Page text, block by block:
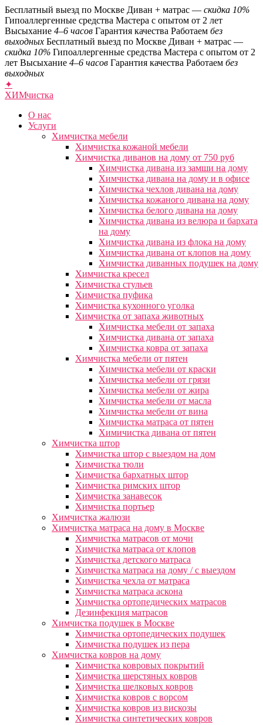
Бесплатный выезд по Москве Диван + матрас — скидка 10%
Гипоаллергенные средства Мастера с опытом от 2 лет
Высыхание 4–6 часов Гарантия качества Работаем без
выходных Бесплатный выезд по Москве Диван + матрас —
скидка 10% Гипоаллергенные средства Мастера с опытом от 2
лет Высыхание 4–6 часов Гарантия качества Работаем без
выходных
✦
ХИМчистка
О нас
Услуги
Химчистка мебели
Химчистка кожаной мебели
Химчистка диванов на дому от 750 руб
Химчистка дивана из замши на дому
Химчистка дивана на дому и в офисе
Химчистка чехлов дивана на дому
Химчистка кожаного дивана на дому
Химчистка белого дивана на дому
Химчистка дивана из велюра и бархата
на дому
Химчистка дивана из флока на дому
Химчистка дивана от клопов на дому
Химчистка диванных подушек на дому
Химчистка кресел
Химчистка стульев
Химчистка пуфика
Химчистка кухонного уголка
Химчистка от запаха животных
Химчистка мебели от запаха
Химчистка дивана от запаха
Химчистка ковра от запаха
Химчистка мебели от пятен
Химчистка мебели от краски
Химчистка мебели от грязи
Химчистка мебели от жира
Химчистка мебели от масла
Химчистка мебели от вина
Химчистка матраса от пятен
Химичистка дивана от пятен
Химчистка штор
Химчистка штор с выездом на дом
Химчистка тюли
Химчистка бархатных штор
Химчистка римских штор
Химчистка занавесок
Химчистка портьер
Химчистка жалюзи
Химчистка матраса на дому в Москве
Химчистка матрасов от мочи
Химчистка матраса от клопов
Химчистка детского матраса
Химчистка матраса на дому / с выездом
Химчистка чехла от матраса
Химчистка матраса аскона
Химчистка ортопедических матрасов
Дезинфекция матрасов
Химчистка подушек в Москве
Химчистка ортопедических подушек
Химчистка подушек из пера
Химчистка ковров на дому
Химчистка ковровых покрытий
Химчистка шерстяных ковров
Химчистка шелковых ковров
Химчистка ковров с ворсом
Химчистка ковров из вискозы
Химчистка синтетических ковров